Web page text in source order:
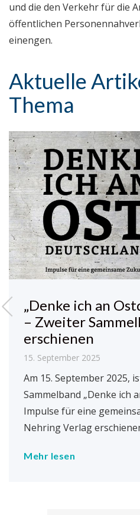
und die den Verkehr für die
öffentlichen
einengen.
Aktuelle
Thema
„Denke ich an
– Zweiter
erschienen
15. September 2025
Am 15. September 2025,
Sammelband „Denke ich
Impulse für eine
Nehring Verlag
Mehr lesen